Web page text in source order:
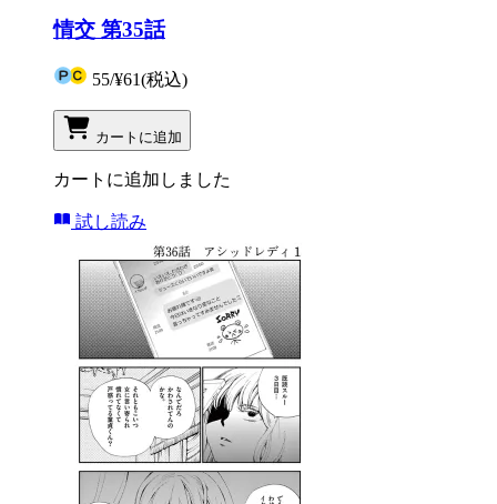
情交 第35話
55/¥61(税込)
カートに追加
カートに追加しました
試し読み